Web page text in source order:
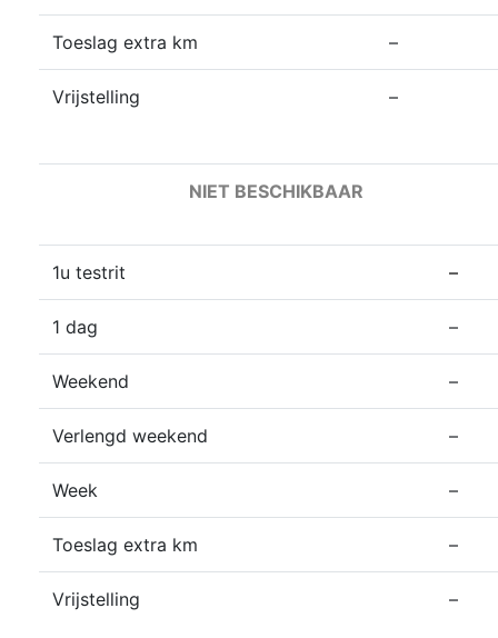
Toeslag extra km –
Vrijstelling –
NIET BESCHIKBAAR
1u testrit –
1 dag –
Weekend –
Verlengd weekend –
Week –
Toeslag extra km –
Vrijstelling –